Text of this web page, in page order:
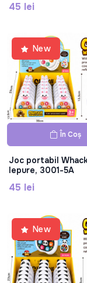
45 lei
New
În Coș
Joc portabil
Iepure, 3001-5A
45 lei
New